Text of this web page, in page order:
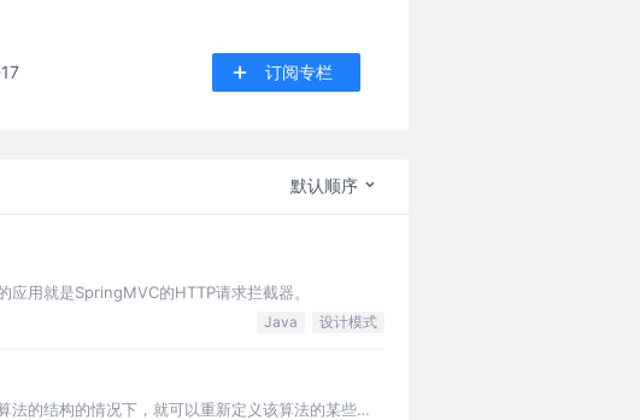
订阅专栏
默认顺序
用就是SpringMVC的HTTP请求拦截器。
Java 设计模式
的结构的情况下，就可以重新定义该算法的某些特